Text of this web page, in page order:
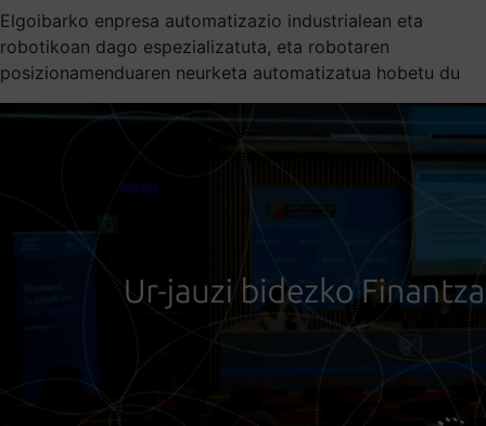
Elgoibarko enpresa automatizazio industrialean eta
robotikoan dago espezializatuta, eta robotaren
posizionamenduaren neurketa automatizatua hobetu du